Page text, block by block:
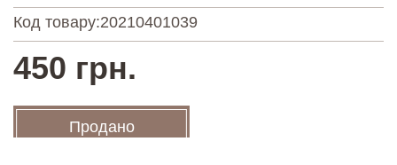
Код товару:20210401039
450 грн.
Продано